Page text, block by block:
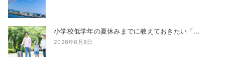
小学校低学年の夏休みまでに教えておきたい「...
2026年6月8日